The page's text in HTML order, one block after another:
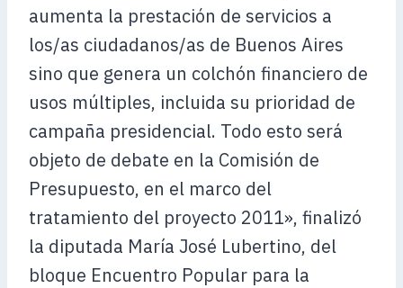
aumenta la prestación de servicios a
los/as ciudadanos/as de Buenos Aires
sino que genera un colchón financiero de
usos múltiples, incluida su prioridad de
campaña presidencial. Todo esto será
objeto de debate en la Comisión de
Presupuesto, en el marco del
tratamiento del proyecto 2011», finalizó
la diputada María José Lubertino, del
bloque Encuentro Popular para la